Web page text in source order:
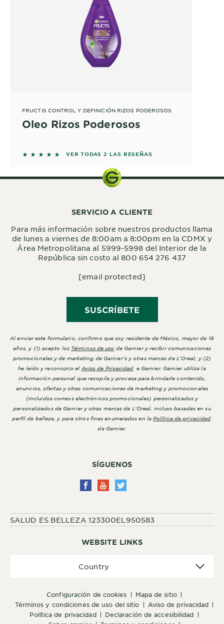
FRUCTIS CONTROL Y DEFINICIÓN RIZOS PODEROSOS
Oleo Rizos Poderosos
5 out of 5 stars based on reviews
VER TODAS 2 LAS RESEÑAS
WEBSITE LINKS
configuración de cookies
mapa de sitio
términos y condiciones de uso del sitio
aviso de privacidad
política de privacidad
declaración de accesibilidad
Country
SÍGUENOS
SALUD ES BELLEZA 123300EL950583
SERVICIO A CLIENTE
Para más información sobre nuestros productos llama
de lunes a viernes de 8:00am a 8:00pm en la CDMX y
Área Metropolitana al 5999-5998 del Interior de la
República sin costo al 800 654 276 437
[email protected]
SUSCRÍBETE
Al enviar este formulario, confirmo que soy residente de México, mayor de 16
años, y (1) acepto los Términos de uso de Garnier y recibir comunicaciones
promocionales y de marketing de Garnier's y otras marcas de L'Oreal, y (2)
he leído y reconozco el Aviso de Privacidade Garnier. Garnier utiliza la
información personal que recopila y procesa para brindarle contenido,
anuncios, ofertas y otras comunicaciones de marketing y promocionales
(incluidos correos electrónicos promocionales) personalizados y
personalizados de Garnier y otras marcas de L'Oreal, incluso basadas en su
perfil de belleza, y para otros fines enumerados en laPolítica de privacidad
de Garnier.